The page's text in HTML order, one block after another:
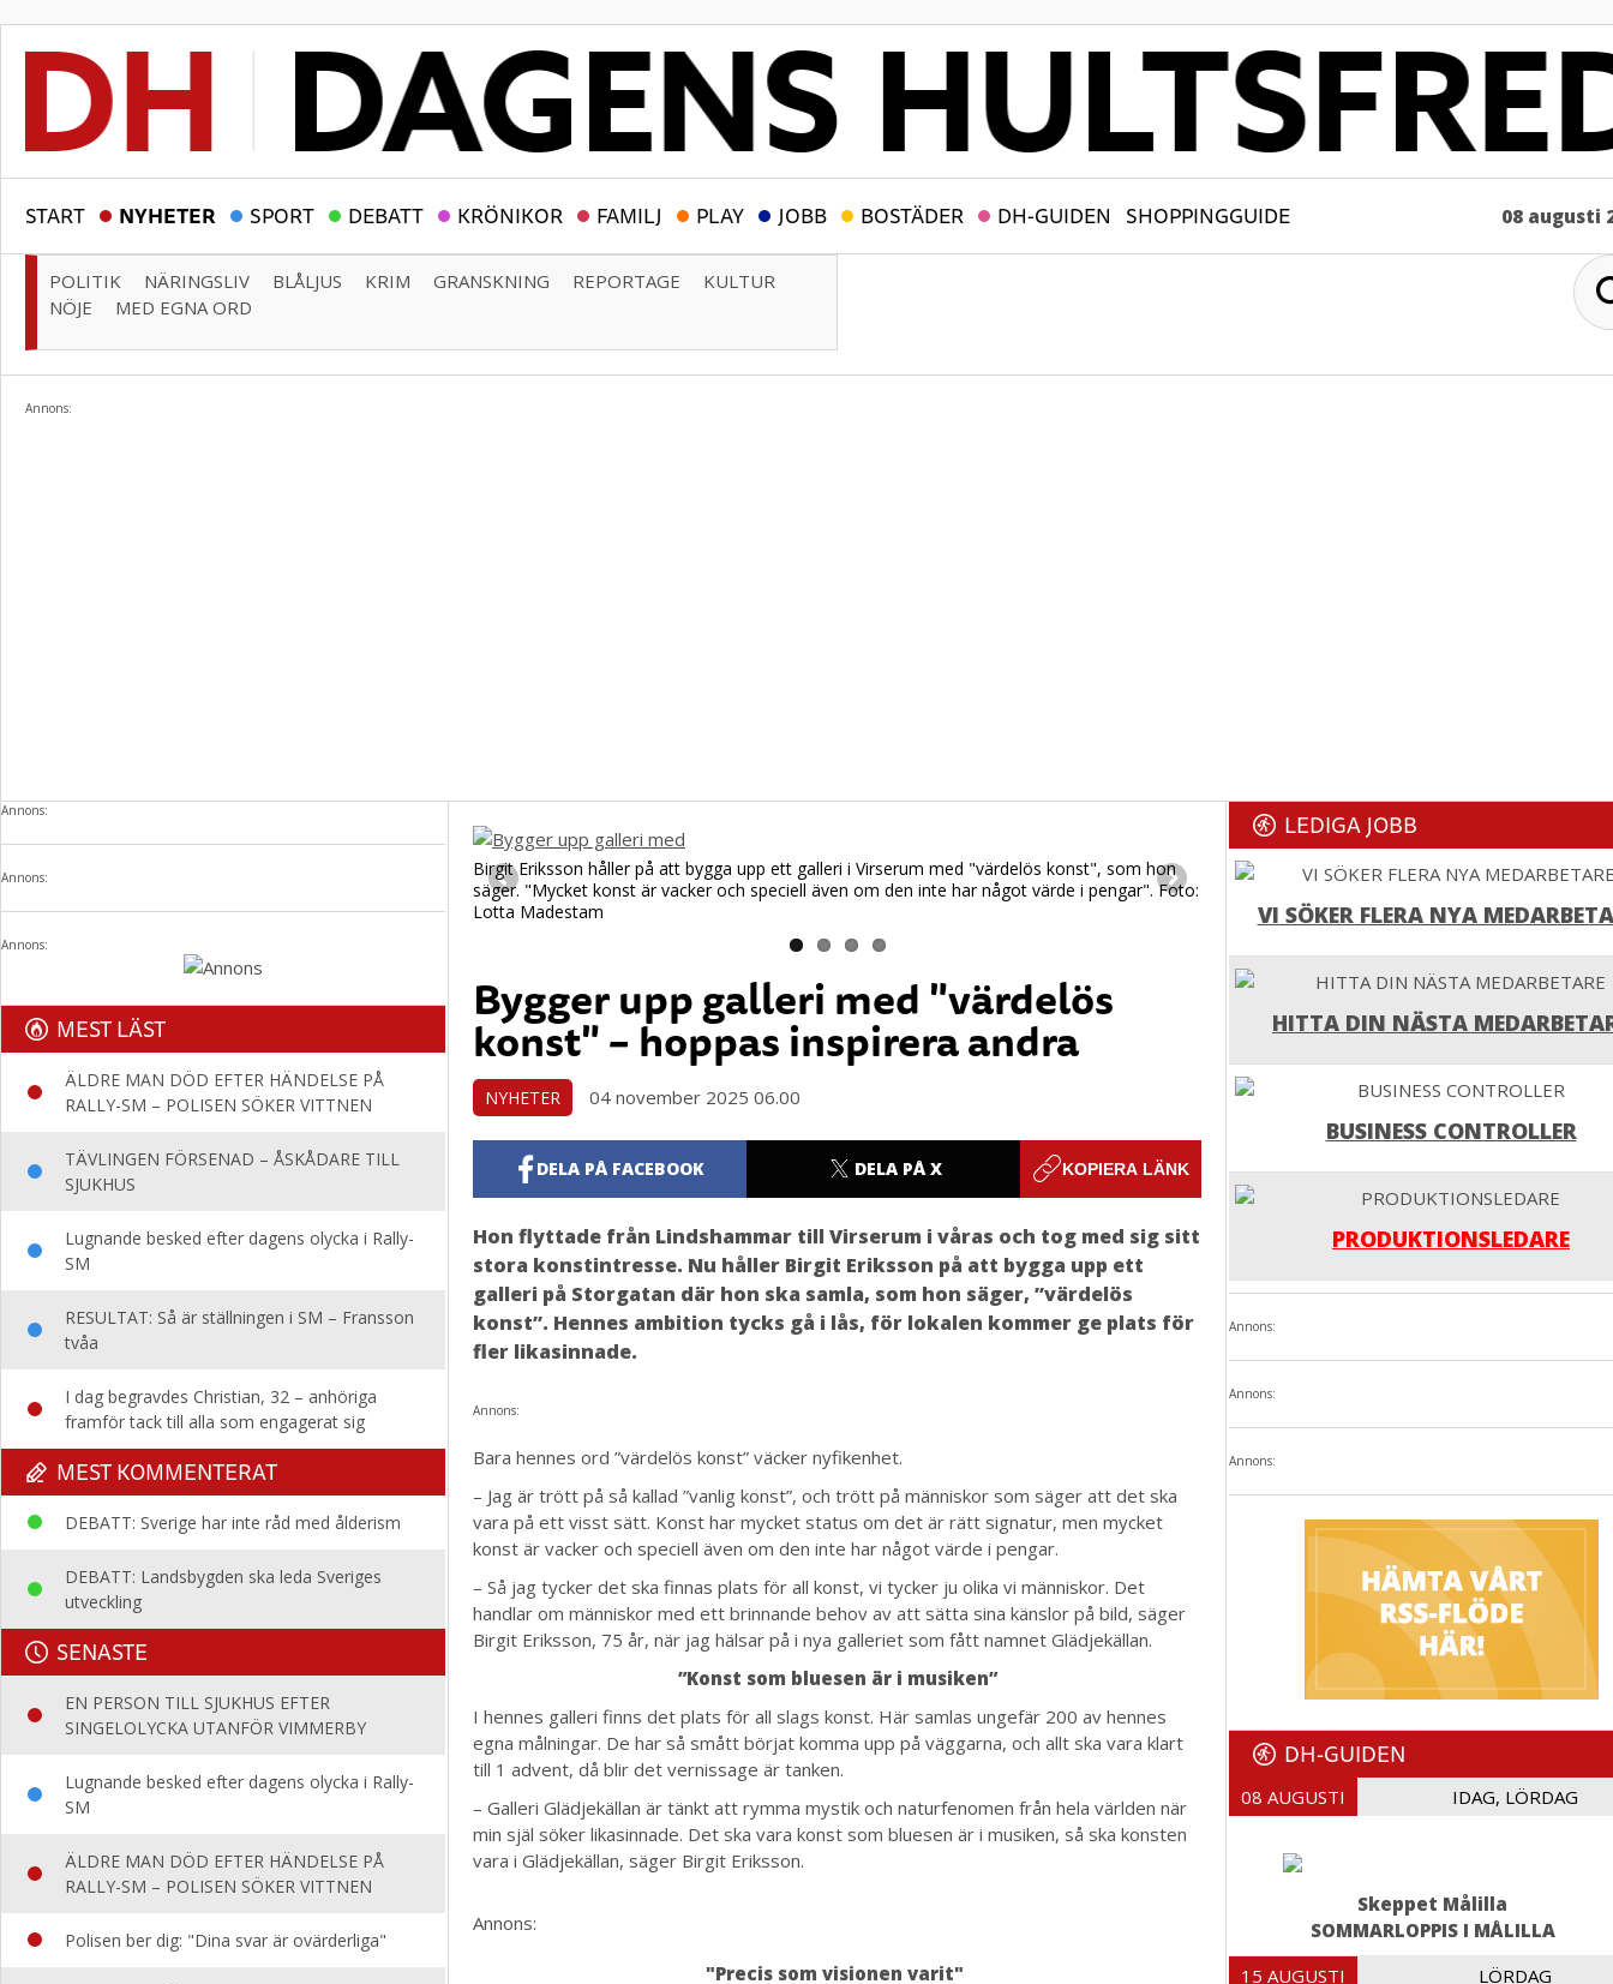
START NYHETER SPORT DEBATT KRÖNIKOR FAMILJ PLAY JOBB BOSTÄDER DH-GUIDEN SHOPPINGGUIDE 08 augusti
POLITIK NÄRINGSLIV BLÅLJUS KRIM GRANSKNING REPORTAGE
KULTUR
NÖJE
MED EGNA ORD
Annons:
Annons:
Annons:
Annons:
MEST LÄST
ÄLDRE MAN DÖD EFTER HÄNDELSE PÅ
RALLY-SM – POLISEN SÖKER VITTNEN
TÄVLINGEN FÖRSENAD – ÅSKÅDARE TILL
SJUKHUS
Lugnande besked efter dagens olycka i Rally-
SM
RESULTAT: Så är ställningen i SM – Fransson
tvåa
I dag begravdes Christian, 32 – anhöriga
framför tack till alla som engagerat sig
MEST KOMMENTERAT
DEBATT: Sverige har inte råd med ålderism
DEBATT: Landsbygden ska leda Sveriges
utveckling
SENASTE
EN PERSON TILL SJUKHUS EFTER
SINGELOLYCKA UTANFÖR VIMMERBY
Lugnande besked efter dagens olycka i Rally-
SM
ÄLDRE MAN DÖD EFTER HÄNDELSE PÅ
RALLY-SM – POLISEN SÖKER VITTNEN
Polisen ber dig: "Dina svar är ovärderliga"
Birgit Eriksson håller på att bygga upp ett galleri i Virserum med "värdelös konst", som hon
säger. "Mycket konst är vacker och speciell även om den inte har något värde i pengar". Foto:
Lotta Madestam
Bygger upp galleri med "värdelös
konst" – hoppas inspirera andra
NYHETER 04 november 2025 06.00
DELA PÅ FACEBOOK DELA PÅ X KOPIERA LÄNK
Hon flyttade från Lindshammar till Virserum i våras och tog med sig sitt
stora konstintresse. Nu håller Birgit Eriksson på att bygga upp ett
galleri på Storgatan där hon ska samla, som hon säger, ”värdelös
konst”. Hennes ambition tycks gå i lås, för lokalen kommer ge plats för
fler likasinnade.
Annons:
Bara hennes ord ”värdelös konst” väcker nyfikenhet.
– Jag är trött på så kallad ”vanlig konst”, och trött på människor som säger att det ska
vara på ett visst sätt. Konst har mycket status om det är rätt signatur, men mycket
konst är vacker och speciell även om den inte har något värde i pengar.
– Så jag tycker det ska finnas plats för all konst, vi tycker ju olika vi människor. Det
handlar om människor med ett brinnande behov av att sätta sina känslor på bild, säger
Birgit Eriksson, 75 år, när jag hälsar på i nya galleriet som fått namnet Glädjekällan.
”Konst som bluesen är i musiken”
I hennes galleri finns det plats för all slags konst. Här samlas ungefär 200 av hennes
egna målningar. De har så smått börjat komma upp på väggarna, och allt ska vara klart
till 1 advent, då blir det vernissage är tanken.
– Galleri Glädjekällan är tänkt att rymma mystik och naturfenomen från hela världen när
min själ söker likasinnade. Det ska vara konst som bluesen är i musiken, så ska konsten
vara i Glädjekällan, säger Birgit Eriksson.
Annons:
"Precis som visionen varit"
LEDIGA JOBB
VI SÖKER FLERA NYA
HITTA DIN NÄSTA
BUSINESS CONTROLLER
PRODUKTIONSLEDARE
Annons:
Annons:
Annons:
DH-GUIDEN
08 AUGUSTI IDAG, LÖRDAG
Skeppet Målilla
SOMMARLOPPIS I MÅLILLA
15 AUGUSTI LÖRDAG